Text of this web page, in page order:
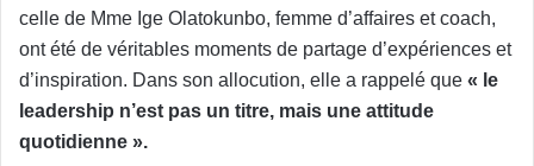
celle de Mme Ige Olatokunbo, femme d’affaires et coach,
ont été de véritables moments de partage d’expériences et
d’inspiration. Dans son allocution, elle a rappelé que « le
leadership n’est pas un titre, mais une attitude
quotidienne ».